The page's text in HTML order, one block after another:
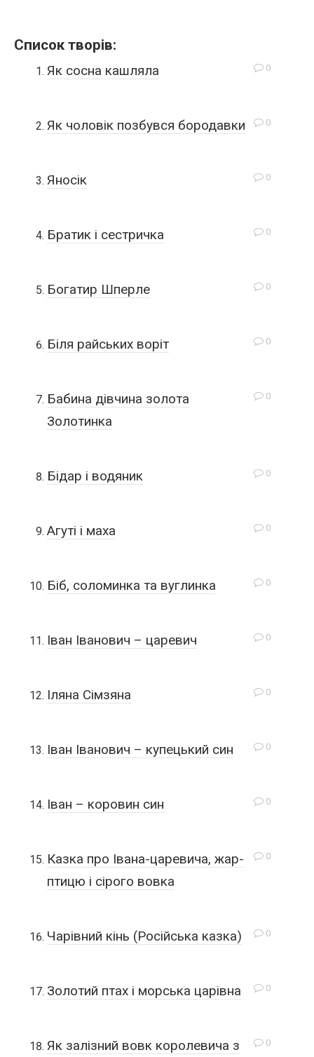
Список творів:
0
Як сосна кашляла
0
Як чоловік позбувся бородавки
0
Яносік
0
Братик і сестричка
0
Богатир Шперле
0
Біля райських воріт
0
Бабина дівчина золота
Золотинка
0
Бідар і водяник
0
Агуті і маха
0
Біб, соломинка та вуглинка
0
Іван Іванович – царевич
0
Іляна Сімзяна
0
Іван Іванович – купецький син
0
Іван – коровин син
0
Казка про Івана-царевича, жар-
птицю і сірого вовка
0
Чарівний кінь (Російська казка)
0
Золотий птах і морська царівна
0
Як залізний вовк королевича з